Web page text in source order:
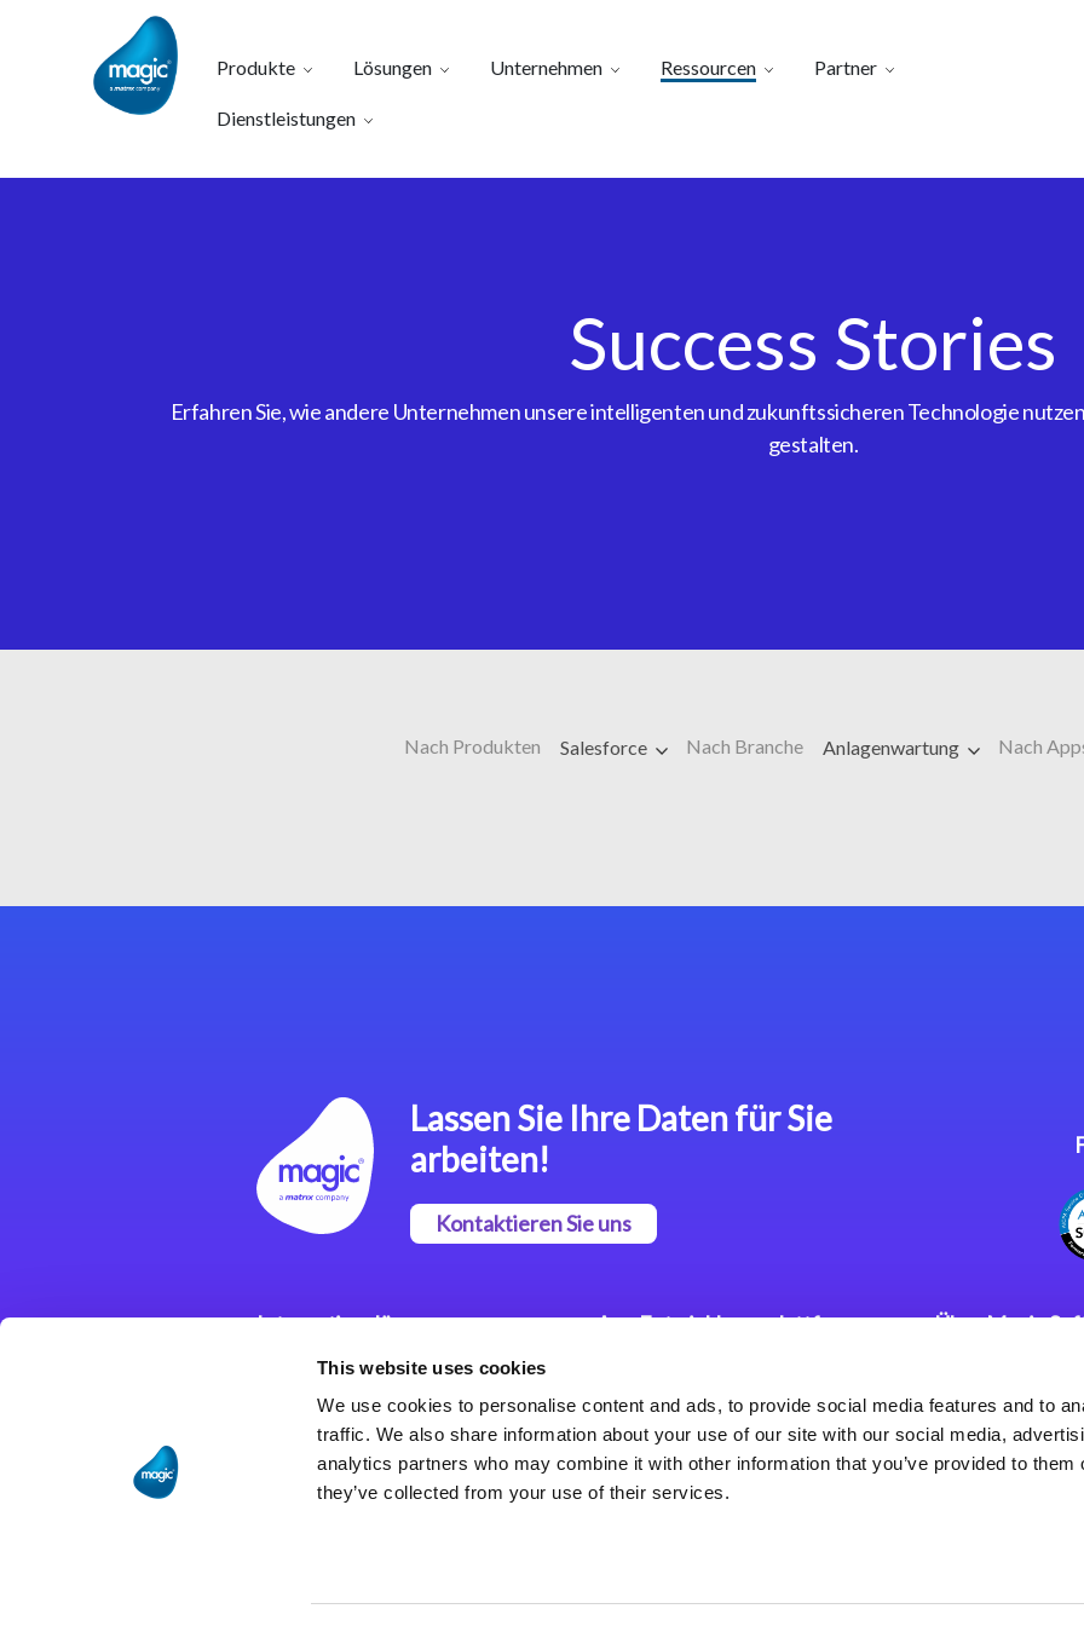
This website uses cookies
We use cookies to personalise content and ads, to provide social media features and to
traffic. We also share information about your use of our site with our social media,
analytics partners who may combine it with other information that you’ve provided to them
they’ve collected from your use of their services.
Produkte Lösungen Unternehmen Ressourcen Partner
Dienstleistungen
Success Stories
Erfahren Sie, wie andere Unternehmen unsere intelligenten und zukunftssicheren Technologie
gestalten.
Nach Produkten Salesforce Nach Branche Anlagenwartung Nach
Lassen Sie Ihre Daten für Sie
arbeiten!
Kontaktieren Sie uns
Integrationslösungen
Magic xpi
Integrationsplattform
App Entwicklungsplattform
Plattform
Magic xpa Web Application
Framework
Über Magic
Karriere
Weltweite